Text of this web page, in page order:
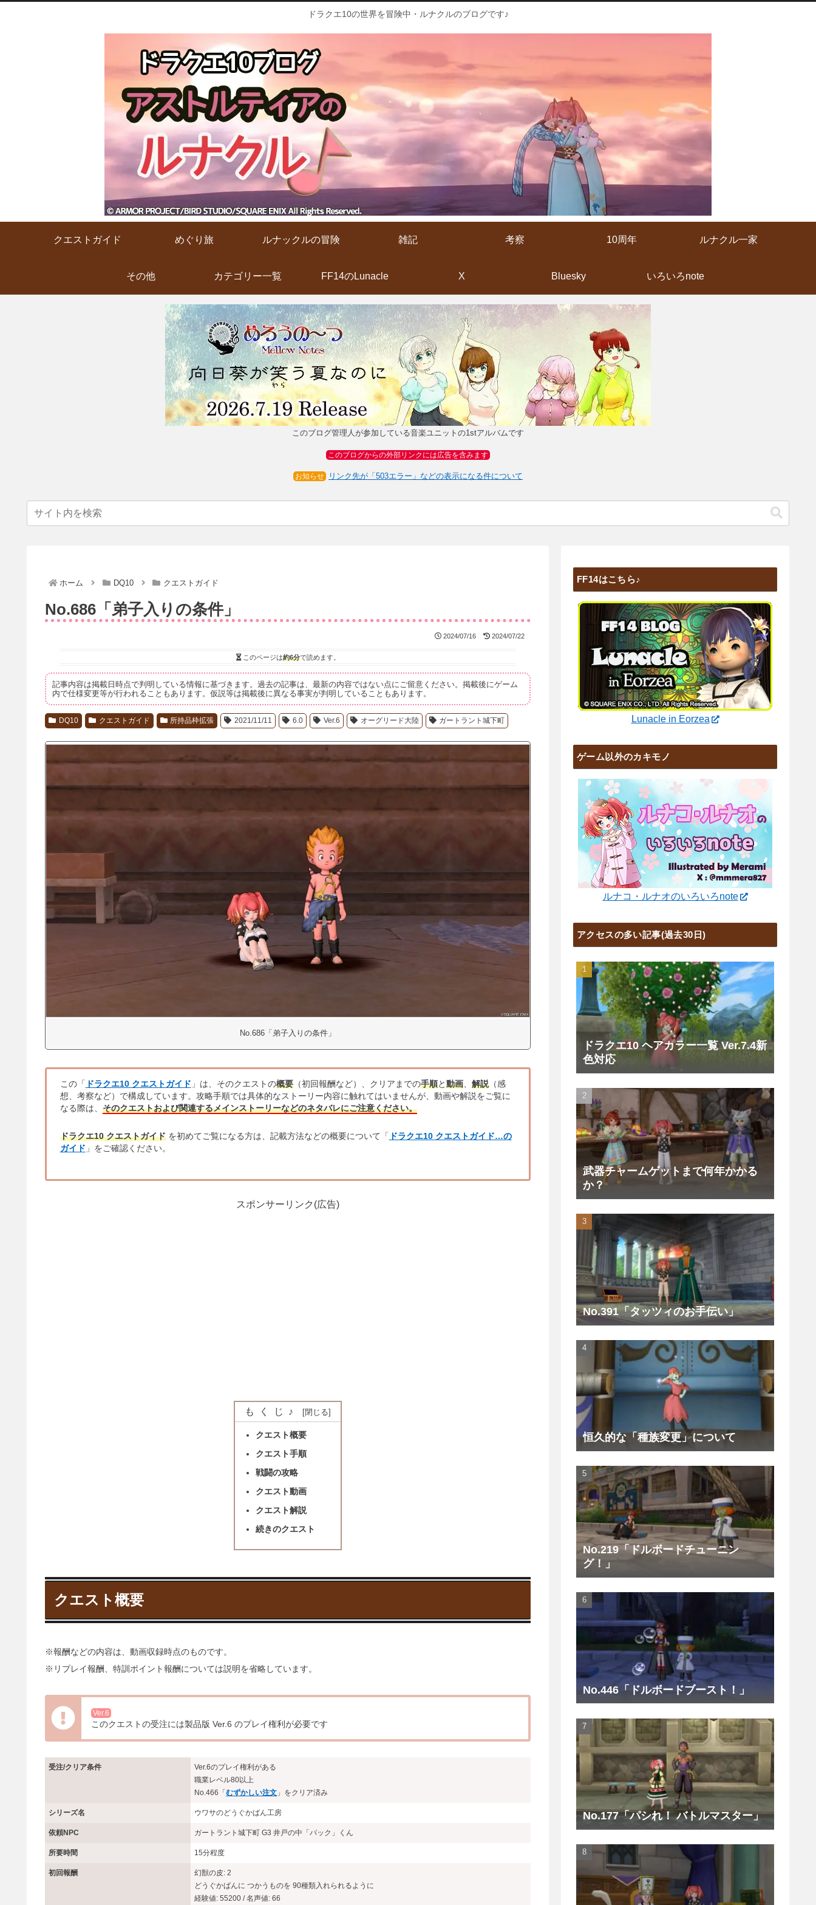
ドラクエ10の世界を冒険中・ルナクルのブログです♪
クエストガイド めぐり旅 ルナックルの冒険 雑記 考察 10周年 ルナクル一家
その他 カテゴリー一覧 FF14のLunacle X Bluesky いろいろnote
このブログ管理人が参加している音楽ユニットの1stアルバムです
このブログからの外部リンクには広告を含みます
お知らせ リンク先が「503エラー」などの表示になる件について
ホーム DQ10 クエストガイド
No.686「弟子入りの条件」
2024/07/16 2024/07/22
このページは約6分で読めます。
記事内容は掲載日時点で判明している情報に基づきます。過去の記事は、最新の内容ではない点にご留意ください。掲載後にゲーム
内で仕様変更等が行われることもあります。仮説等は掲載後に異なる事実が判明していることもあります。
DQ10 クエストガイド 所持品枠拡張 2021/11/11 6.0 Ver.6 オーグリード大陸 ガートラント城下町
No.686「弟子入りの条件」
この「 ドラクエ10 クエストガイド 」は、そのクエストの概要（初回報酬など）、クリアまでの手順と動画、 解説（感
想、考察など）で構成しています。攻略手順では具体的なストーリー内容に触れてはいませんが、動画や解説をご覧に
なる際は、 そのクエストおよび関連するメインストーリーなどのネタバレにご注意ください。
ドラクエ10 クエストガイドを初めてご覧になる方は、記載方法などの概要について「 ドラクエ10 クエストガイド…の
ガイド 」をご確認ください。
スポンサーリンク(広告)
もくじ♪
クエスト概要
クエスト手順
戦闘の攻略
クエスト動画
クエスト解説
続きのクエスト
クエスト概要
※報酬などの内容は、動画収録時点のものです。
※リプレイ報酬、特訓ポイント報酬については説明を省略しています。
Ver.6
このクエストの受注には製品版 Ver.6 のプレイ権利が必要です
受注/クリア条件
Ver.6のプレイ権利がある
職業レベル80以上
No.466「むずかしい注文 」をクリア済み
シリーズ名 ウワサのどうぐかばん工房
依頼NPC ガートラント城下町 G3 井戸の中「パック」くん
所要時間 15分程度
初回報酬
幻獣の皮: 2
どうぐかばんに つかうものを 90種類入れられるように
経験値: 55200 / 名声値: 66
FF14はこちら♪
Lunacle in Eorzea
ゲーム以外のカキモノ
ルナコ・ルナオのいろいろnote
アクセスの多い記事(過去30日)
ドラクエ10 ヘアカラー一覧 Ver.7.4新
色対応
武器チャームゲットまで何年かかる
か？
No.391「タッツィのお手伝い」
恒久的な「種族変更」について
No.219「ドルボードチューニン
グ！」
No.446「ドルボードブースト！」
No.177「パシれ！ バトルマスター」